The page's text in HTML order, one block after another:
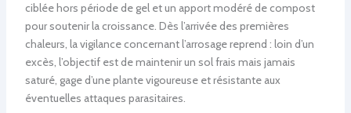
ciblée hors période de gel et un apport modéré de compost
pour soutenir la croissance. Dès l’arrivée des premières
chaleurs, la vigilance concernant l’arrosage reprend : loin d’un
excès, l’objectif est de maintenir un sol frais mais jamais
saturé, gage d’une plante vigoureuse et résistante aux
éventuelles attaques parasitaires.